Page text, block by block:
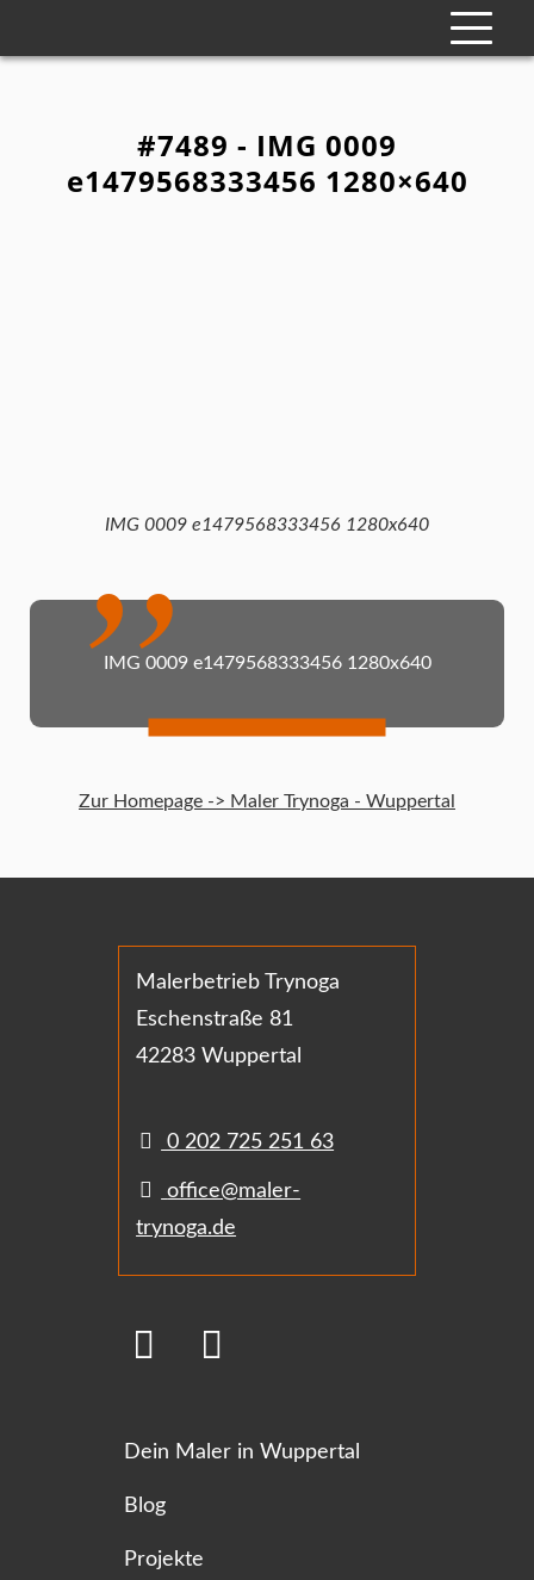
#7489 - IMG 0009
e1479568333456 1280×640
IMG 0009 e1479568333456 1280x640
IMG 0009 e1479568333456 1280x640
Zur Homepage -> Maler Trynoga - Wuppertal
Malerbetrieb Trynoga
Eschenstraße 81
42283 Wuppertal
0 202 725 251 63
office@maler-
trynoga.de
Dein Maler in Wuppertal
Blog
Projekte